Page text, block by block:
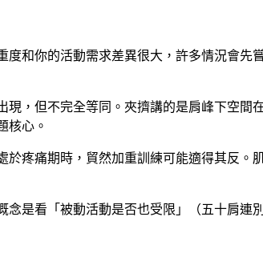
度和你的活動需求差異很大，許多情況會
現，但不完全等同。夾擠講的是肩峰下空
核心。
於疼痛期時，貿然加重訓練可能適得其反
念是看「被動活動是否也受限」（五十肩